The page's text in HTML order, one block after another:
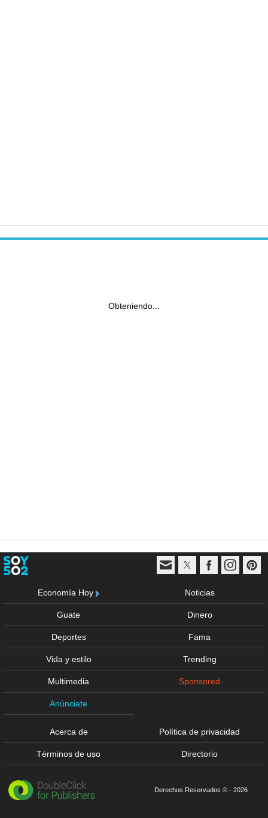
Obteniendo...
Economía Hoy Noticias
Guate Dinero
Deportes Fama
Vida y estilo Trending
Multimedia Sponsored
Anúnciate
Acerca de Política de privacidad
Términos de uso Directorio
Derechos Reservados © - 2026